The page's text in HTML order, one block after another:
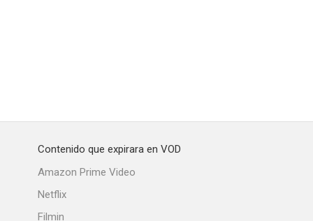
Contenido que expirara en VOD
Amazon Prime Video
Netflix
Filmin